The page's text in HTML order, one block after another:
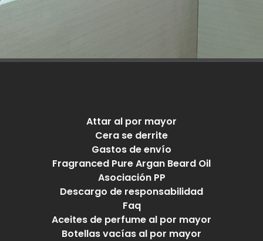
Attar al por mayor
Cera se derrite
Gastos de envío
Fragranced Pure Argan Beard Oil
Asociación PP
Descargo de responsabilidad
Faq
Aceites de perfume al por mayor
Botellas vacías al por mayor